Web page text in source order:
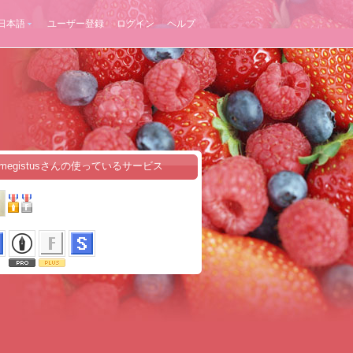
本語 ユーザー登録 ログイン ヘルプ
さんの使っているサービス